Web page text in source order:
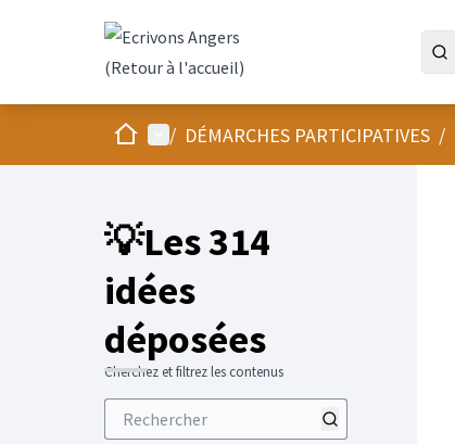
AccueilMenu principal
/ DÉMARCHES PARTICIPATIVES /
💡Les 314
idées
déposées
Cherchez et filtrez les contenus